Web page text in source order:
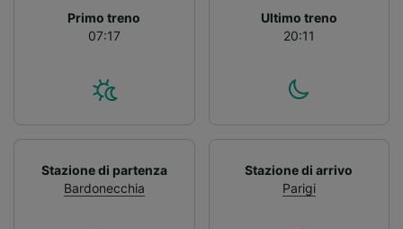
Primo treno
07:17
Ultimo treno
20:11
Stazione di partenza
Bardonecchia
Stazione di arrivo
Parigi